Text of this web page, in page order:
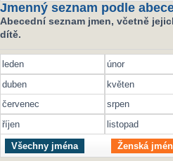
Jmenný seznam podle
Abecední seznam jmen, včetně
dítě.
leden únor
duben
květen
červenec
srpen
říjen
listopad
Všechny jména Ženská